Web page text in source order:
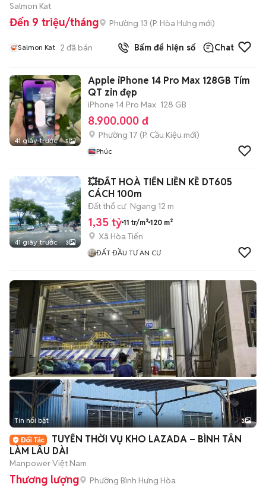
Salmon Kat
Đến 9 triệu/tháng Phường 13 (P. Hòa Hưng mới)
Salmon Kat 2 đã bán Bấm để hiện số Chat
41 giây trước 5
Apple iPhone 14 Pro Max 128GB Tím
QT zin đẹp
iPhone 14 Pro Max 128 GB
8.900.000 đ
Phường 17 (P. Cầu Kiệu mới)
Phúc
41 giây trước 3
💥ĐẤT HOÀ TIẾN LIỀN KỀ DT605
CÁCH 100m
Đất thổ cư Ngang 12 m
1,35 tỷ 11 tr/m² 120 m²
Xã Hòa Tiến
ĐẤT ĐẦU TƯ AN CƯ
Tin nổi bật 3
TUYỂN THỜI VỤ KHO LAZADA – BÌNH TÂN
LÀM LÂU DÀI
Manpower Việt Nam
Thương lượng Phường Bình Hưng Hòa